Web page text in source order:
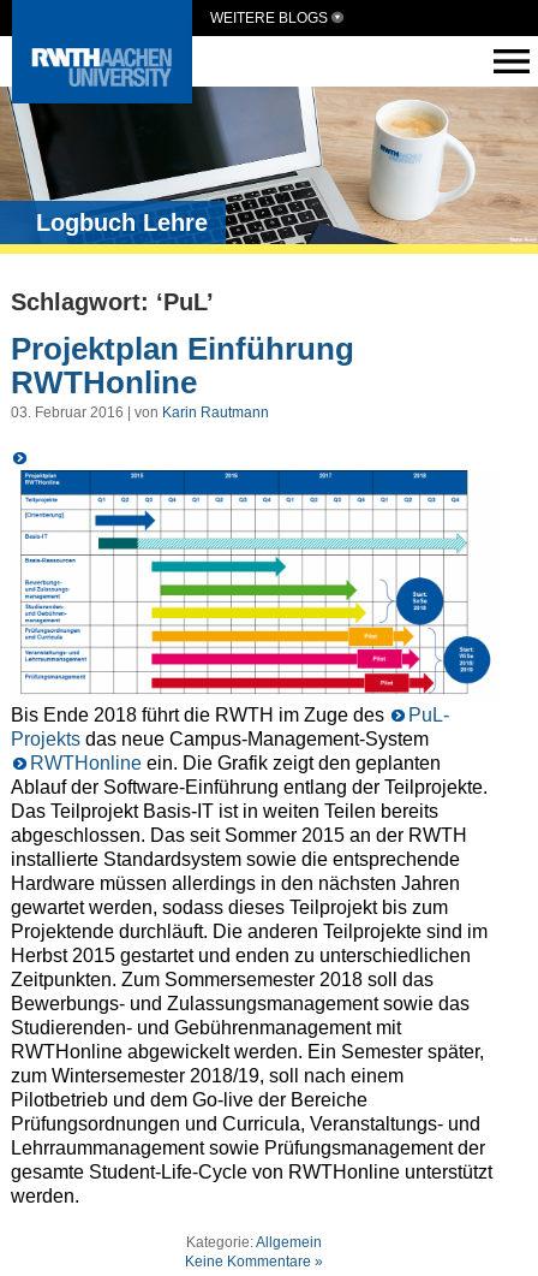
WEITERE BLOGS
Logbuch Lehre
Schlagwort: ‘PuL’
Projektplan Einführung
RWTHonline
03. Februar 2016 | von Karin Rautmann
Bis Ende 2018 führt die RWTH im Zuge des
PuL-
Projektsdas neue Campus-Management-System
RWTHonlineein. Die Grafik zeigt den geplanten
Ablauf der Software-Einführung entlang der Teilprojekte.
Das Teilprojekt Basis-IT ist in weiten Teilen bereits
abgeschlossen. Das seit Sommer 2015 an der RWTH
installierte Standardsystem sowie die entsprechende
Hardware müssen allerdings in den nächsten Jahren
gewartet werden, sodass dieses Teilprojekt bis zum
Projektende durchläuft. Die anderen Teilprojekte sind im
Herbst 2015 gestartet und enden zu unterschiedlichen
Zeitpunkten. Zum Sommersemester 2018 soll das
Bewerbungs- und Zulassungsmanagement sowie das
Studierenden- und Gebührenmanagement mit
RWTHonline abgewickelt werden. Ein Semester später,
zum Wintersemester 2018/19, soll nach einem
Pilotbetrieb und dem Go-live der Bereiche
Prüfungsordnungen und Curricula, Veranstaltungs- und
Lehrraummanagement sowie Prüfungsmanagement der
gesamte Student-Life-Cycle von RWTHonline unterstützt
werden.
Kategorie:Allgemein
Keine Kommentare »